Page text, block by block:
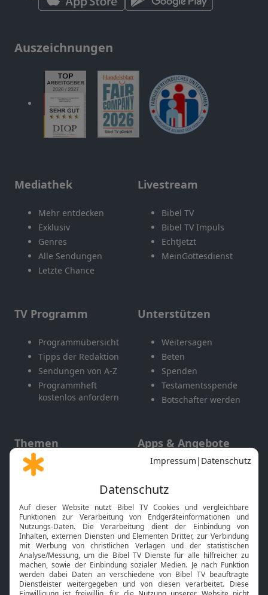
Auszeichnungen
Mediathek
Mehr entdecken
Exklusiv
Genres
Alle Sendungen
Letzte Chance
Livestream
Bibel TV
Bibel TV Impuls
EchtJetzt
MeinGottesdienst
TV Programm
Programmübersicht
Tipps der Redaktion
Sendungen von A-Z
Programmheft
kostenlos anfordern
Unterstützen
Weitersagen
Beten
Spenden
Testamentsspende
Botschafter werden
Themen
Gott und Bibel erklärt
Neuigkeiten
Apps & Angebote
Mobile App
Smart TV
HbbTV
Bibelthek Online-Bibel
Nächster Gottesdienst